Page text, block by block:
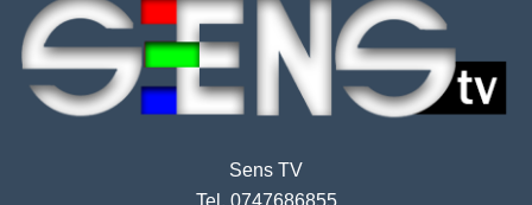
Sens TV
Tel. 0747686855